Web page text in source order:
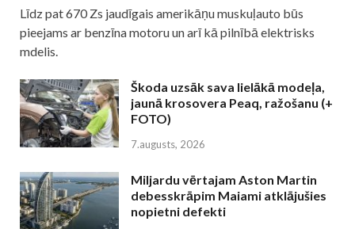
Līdz pat 670 Zs jaudīgais amerikāņu muskuļauto būs
pieejams ar benzīna motoru un arī kā pilnībā elektrisks
mdelis.
Škoda uzsāk sava lielākā modeļa,
jaunā krosovera Peaq, ražošanu (+
FOTO)
7.augusts, 2026
Miljardu vērtajam Aston Martin
debesskrāpim Maiami atklājušies
nopietni defekti